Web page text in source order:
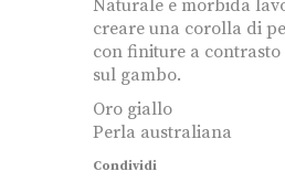
Naturale e morbida
creare una corolla di
con finiture a
sul gambo.
Oro giallo
Perla australiana
Condividi